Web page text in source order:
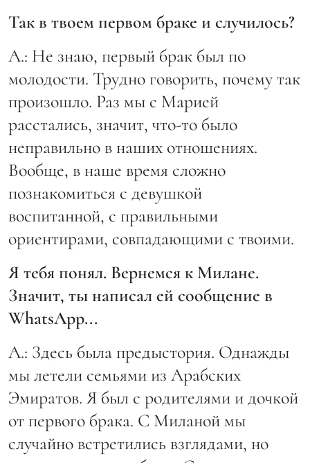
Так в твоем первом браке и случилось?
А.: Не знаю, первый брак был по
молодости. Трудно говорить, почему так
произошло. Раз мы с Марией
расстались, значит, что-то было
неправильно в наших отношениях.
Вообще, в наше время сложно
познакомиться с девушкой
воспитанной, с правильными
ориентирами, совпадающими с твоими.
Я тебя понял. Вернемся к Милане.
Значит, ты написал ей сообщение в
WhatsApp...
А.: Здесь была предыстория. Однажды
мы летели семьями из Арабских
Эмиратов. Я был с родителями и дочкой
от первого брака. С Миланой мы
случайно встретились взглядами, но